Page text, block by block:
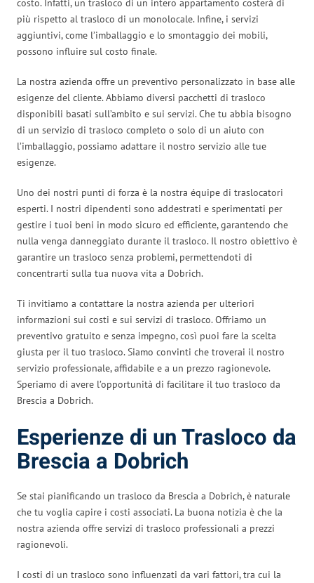
costo. Infatti, un trasloco di un intero appartamento costerà di
più rispetto al trasloco di un monolocale. Infine, i servizi
aggiuntivi, come l’imballaggio e lo smontaggio dei mobili,
possono influire sul costo finale.
La nostra azienda offre un preventivo personalizzato in base alle
esigenze del cliente. Abbiamo diversi pacchetti di trasloco
disponibili basati sull’ambito e sui servizi. Che tu abbia bisogno
di un servizio di trasloco completo o solo di un aiuto con
l’imballaggio, possiamo adattare il nostro servizio alle tue
esigenze.
Uno dei nostri punti di forza è la nostra équipe di traslocatori
esperti. I nostri dipendenti sono addestrati e sperimentati per
gestire i tuoi beni in modo sicuro ed efficiente, garantendo che
nulla venga danneggiato durante il trasloco. Il nostro obiettivo è
garantire un trasloco senza problemi, permettendoti di
concentrarti sulla tua nuova vita a Dobrich.
Ti invitiamo a contattare la nostra azienda per ulteriori
informazioni sui costi e sui servizi di trasloco. Offriamo un
preventivo gratuito e senza impegno, così puoi fare la scelta
giusta per il tuo trasloco. Siamo convinti che troverai il nostro
servizio professionale, affidabile e a un prezzo ragionevole.
Speriamo di avere l’opportunità di facilitare il tuo trasloco da
Brescia a Dobrich.
Esperienze di un Trasloco da
Brescia a Dobrich
Se stai pianificando un trasloco da Brescia a Dobrich, è naturale
che tu voglia capire i costi associati. La buona notizia è che la
nostra azienda offre servizi di trasloco professionali a prezzi
ragionevoli.
I costi di un trasloco sono influenzati da vari fattori, tra cui la